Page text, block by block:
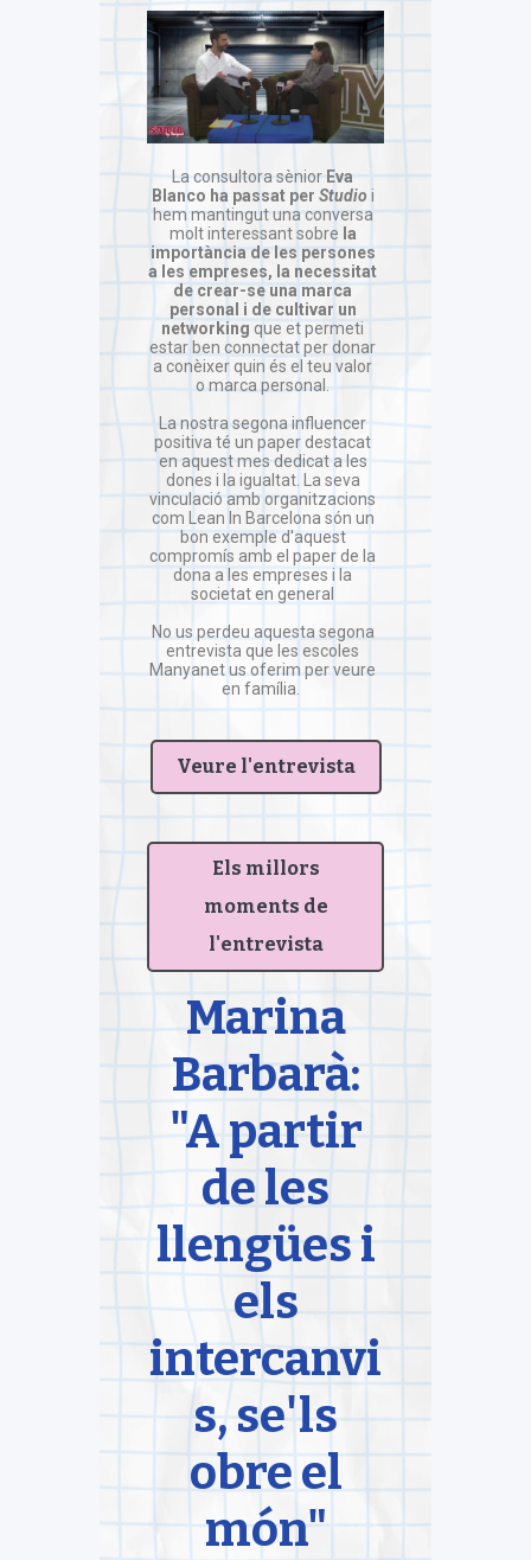
La consultora sènior Eva
Blanco ha passat per Studio i
hem mantingut una conversa
molt interessant sobre la
importància de les persones
a les empreses, la necessitat
de crear-se una marca
personal i de cultivar un
networking que et permeti
estar ben connectat per donar
a conèixer quin és el teu valor
o marca personal.
La nostra segona influencer
positiva té un paper destacat
en aquest mes dedicat a les
dones i la igualtat. La seva
vinculació amb organitzacions
com Lean In Barcelona són un
bon exemple d'aquest
compromís amb el paper de la
dona a les empreses i la
societat en general
No us perdeu aquesta segona
entrevista que les escoles
Manyanet us oferim per veure
en família.
Veure l'entrevista
Els millors
moments de
l'entrevista
Marina
Barbarà:
"A partir
de les
llengües i
els
intercanvi
s, se'ls
obre el
món"